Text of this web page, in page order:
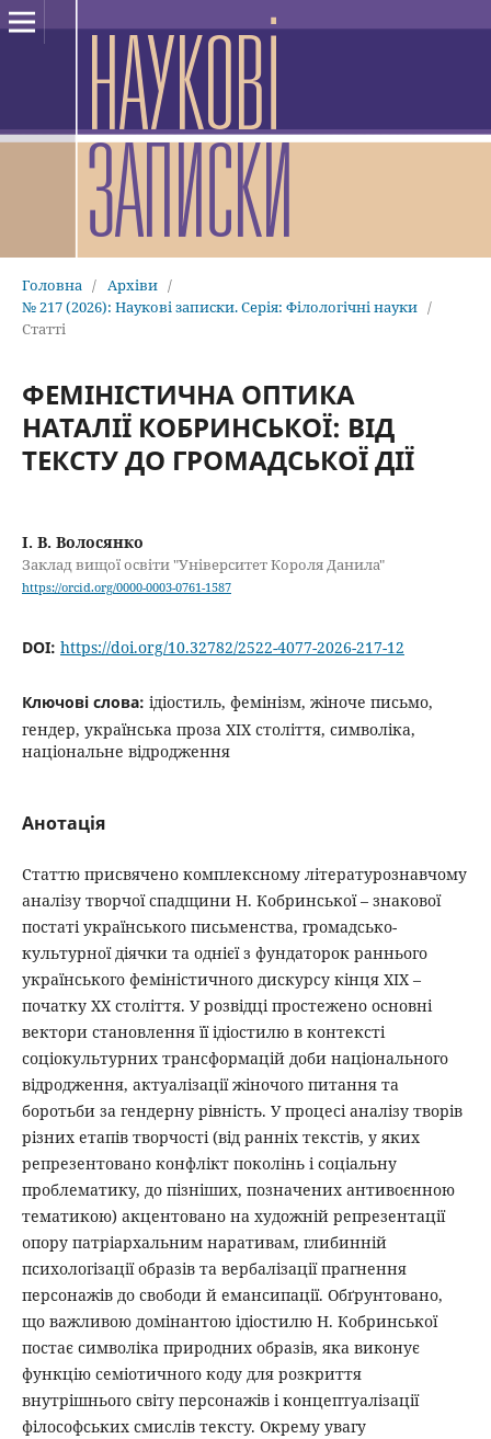
Головна / Архіви /
№ 217 (2026): Наукові записки. Серія: Філологічні науки /
Статті
ФЕМІНІСТИЧНА ОПТИКА
НАТАЛІЇ КОБРИНСЬКОЇ: ВІД
ТЕКСТУ ДО ГРОМАДСЬКОЇ ДІЇ
І. В. Волосянко
Заклад вищої освіти "Університет Короля Данила"
https://orcid.org/0000-0003-0761-1587
DOI: https://doi.org/10.32782/2522-4077-2026-217-12
Ключові слова: ідіостиль, фемінізм, жіноче письмо,
гендер, українська проза XIX століття, символіка,
національне відродження
Анотація
Статтю присвячено комплексному літературознавчому
аналізу творчої спадщини Н. Кобринської – знакової
постаті українського письменства, громадсько-
культурної діячки та однієї з фундаторок раннього
українського феміністичного дискурсу кінця ХІХ –
початку ХХ століття. У розвідці простежено основні
вектори становлення її ідіостилю в контексті
соціокультурних трансформацій доби національного
відродження, актуалізації жіночого питання та
боротьби за гендерну рівність. У процесі аналізу творів
різних етапів творчості (від ранніх текстів, у яких
репрезентовано конфлікт поколінь і соціальну
проблематику, до пізніших, позначених антивоєнною
тематикою) акцентовано на художній репрезентації
опору патріархальним наративам, глибинній
психологізації образів та вербалізації прагнення
персонажів до свободи й емансипації. Обґрунтовано,
що важливою домінантою ідіостилю Н. Кобринської
постає символіка природних образів, яка виконує
функцію семіотичного коду для розкриття
внутрішнього світу персонажів і концептуалізації
філософських смислів тексту. Окрему увагу